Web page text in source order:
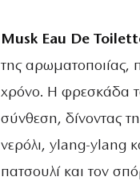
Musk Eau De
της αρωματοποιίας,
χρόνο. Η φρεσκάδα
σύνθεση, δίνοντας
νερόλι, ylang-ylang
πατσουλί και τον